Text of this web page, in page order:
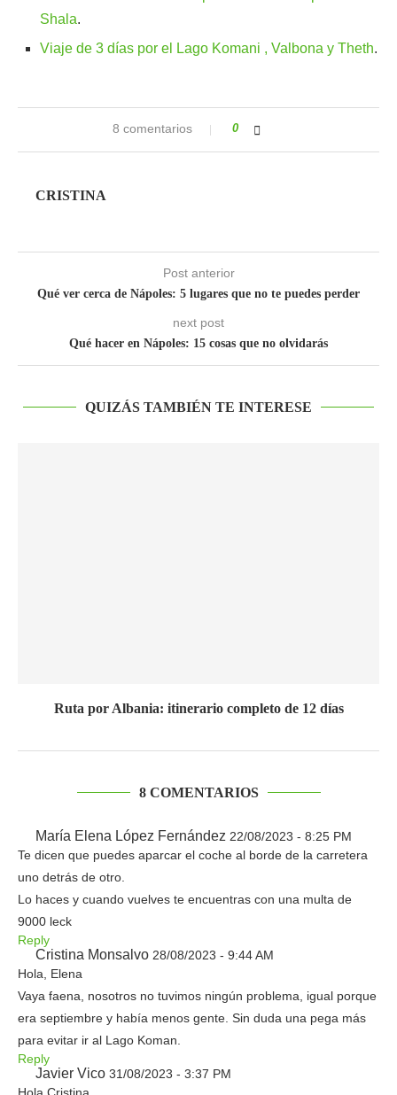
Shala.
Viaje de 3 días por el Lago Komani , Valbona y Theth.
8 comentarios 0
CRISTINA
Post anterior
Qué ver cerca de Nápoles: 5 lugares que no te puedes perder
next post
Qué hacer en Nápoles: 15 cosas que no olvidarás
QUIZÁS TAMBIÉN TE INTERESE
Ruta por Albania: itinerario completo de 12 días
8 COMENTARIOS
María Elena López Fernández 22/08/2023 - 8:25 PM
Te dicen que puedes aparcar el coche al borde de la carretera
uno detrás de otro.
Lo haces y cuando vuelves te encuentras con una multa de
9000 leck
Reply
Cristina Monsalvo 28/08/2023 - 9:44 AM
Hola, Elena
Vaya faena, nosotros no tuvimos ningún problema, igual porque
era septiembre y había menos gente. Sin duda una pega más
para evitar ir al Lago Koman.
Reply
Javier Vico 31/08/2023 - 3:37 PM